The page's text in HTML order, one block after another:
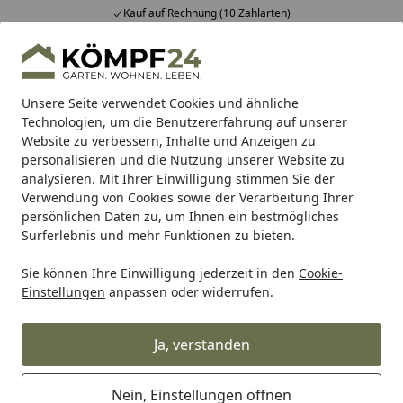
Unsere Seite verwendet Cookies und ähnliche
Technologien, um die Benutzererfahrung auf unserer
Website zu verbessern, Inhalte und Anzeigen zu
personalisieren und die Nutzung unserer Website zu
analysieren. Mit Ihrer Einwilligung stimmen Sie der
Verwendung von Cookies sowie der Verarbeitung Ihrer
persönlichen Daten zu, um Ihnen ein bestmögliches
Surferlebnis und mehr Funktionen zu bieten.
Sie können Ihre Einwilligung jederzeit in den Cookie-
Einstellungen anpassen oder widerrufen.
Ja, verstanden
Nein, Einstellungen öffnen
Kauf auf Rechnung (10 Zahlarten)
Alle Produkte
Mein Konto
Suchen
Startseite
ABUS ABUS Mobile Sicherheit ABUS Schlösser
ABUS Bügelschloss GRANIT™ Plus
640